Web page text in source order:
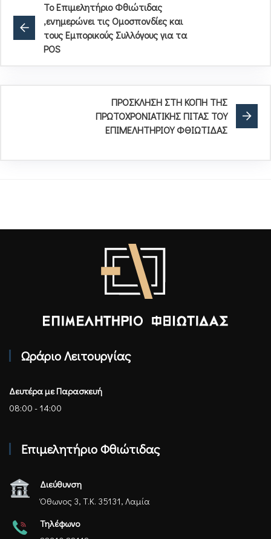
Το Επιμελητήριο Φθιώτιδας
,ενημερώνει τις Ομοσπονδίες και
τους Εμπορικούς Συλλόγους για τα
POS
ΠΡΟΣΚΛΗΣΗ ΣΤΗ ΚΟΠΗ ΤΗΣ
ΠΡΩΤΟΧΡΟΝΙΑΤΙΚΗΣ ΠΙΤΑΣ ΤΟΥ
ΕΠΙΜΕΛΗΤΗΡΙΟΥ ΦΘΙΩΤΙΔΑΣ
Ωράριο Λειτουργίας
Δευτέρα με Παρασκευή
08:00 - 14:00
Επιμελητήριο Φθιώτιδας
Διεύθυνση
Όθωνος 3, Τ.Κ. 35131, Λαμία
Τηλέφωνο